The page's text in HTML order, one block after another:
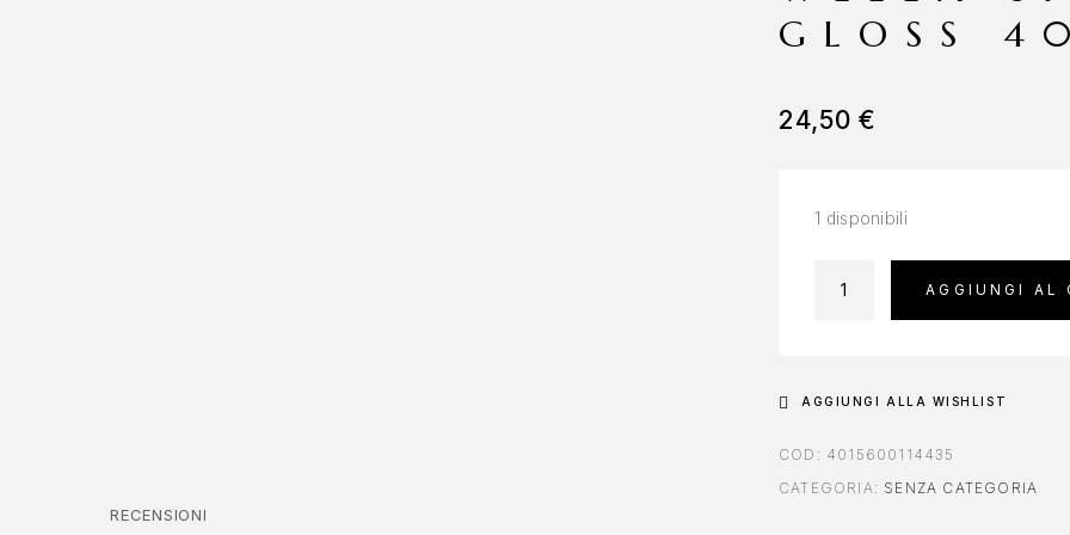
RECENSIONI
GLOSS
24,50 €
1 disponibili
AGGIUNGI AL
AGGIUNGI ALLA WISHLIST
COD: 4015600114435
CATEGORIA: SENZA CATEGORIA